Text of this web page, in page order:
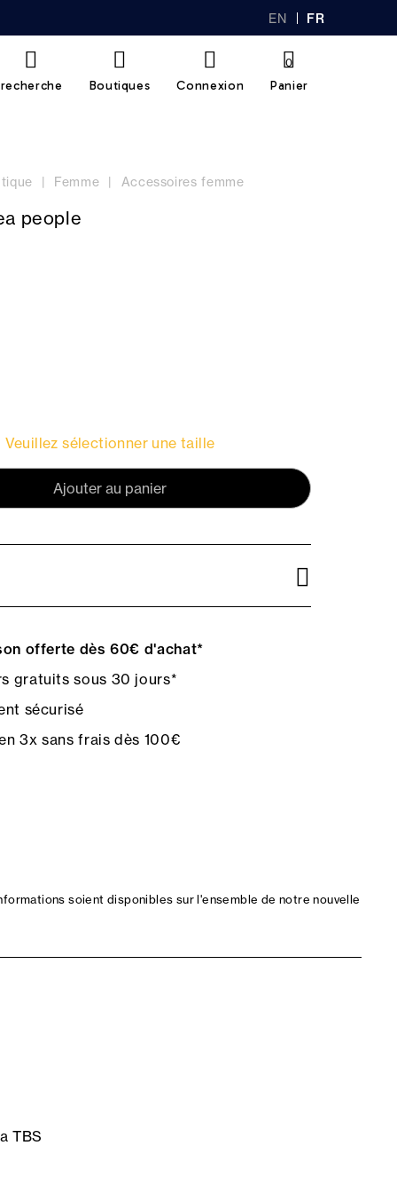
EN FR
recherche Boutiques Connexion Panier
0
Femme Accessoires femme
people
Veuillez sélectionner une taille
Ajouter au panier
offerte dès 60€ d'achat*
gratuits sous 30 jours*
sécurisé
3x sans frais dès 100€
soient disponibles sur l'ensemble de notre nouvelle